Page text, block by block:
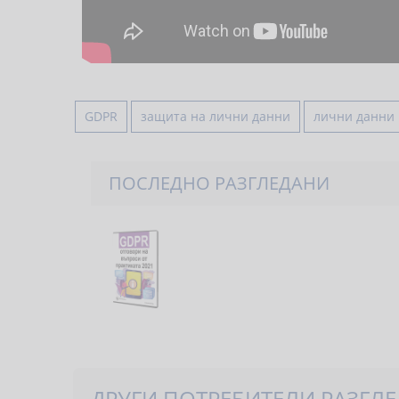
GDPR защита на лични данни лични данни
ПОСЛЕДНО РАЗГЛЕДАНИ